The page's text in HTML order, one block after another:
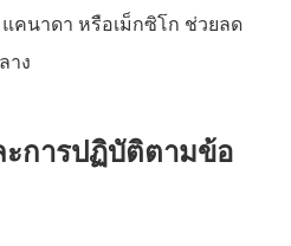
คนาดา หรือเม็กซิโก ช่วยลด
าง
การปฏิบัติตามข้อ